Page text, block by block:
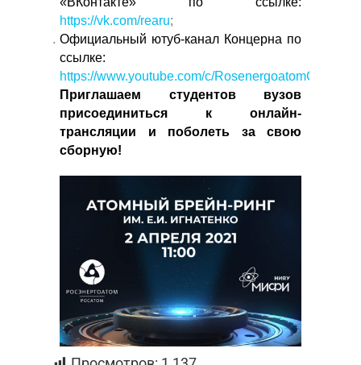
https://vk.com/rearu;
Официальный ютуб-канал Концерна по
ссылке:
https://www.youtube.com/c/RosenergoatomOfficial
Приглашаем студентов вузов
присоединиться к онлайн-
трансляции и поболеть за свою
сборную!